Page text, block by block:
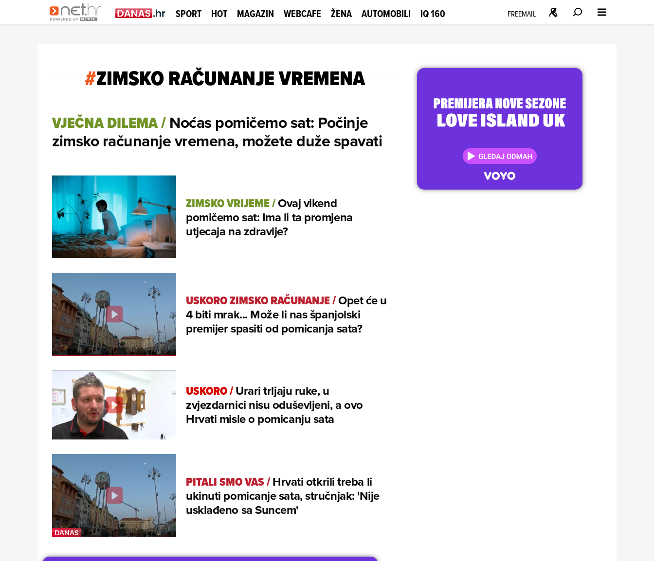
SPORT HOT MAGAZIN WEBCAFE ŽENA AUTOMOBILI IQ 160 FREEMAIL
#ZIMSKO RAČUNANJE VREMENA
VJEČNA DILEMA/Noćas pomičemo sat: Počinje
zimsko računanje vremena, možete duže spavati
ZIMSKO VRIJEME/Ovaj vikend
pomičemo sat: Ima li ta promjena
utjecaja na zdravlje?
USKORO ZIMSKO RAČUNANJE/Opet će u
4 biti mrak... Može li nas španjolski
premijer spasiti od pomicanja sata?
USKORO/Urari trljaju ruke, u
zvjezdarnici nisu oduševljeni, a ovo
Hrvati misle o pomicanju sata
PITALI SMO VAS/Hrvati otkrili treba li
ukinuti pomicanje sata, stručnjak: 'Nije
usklađeno sa Suncem'